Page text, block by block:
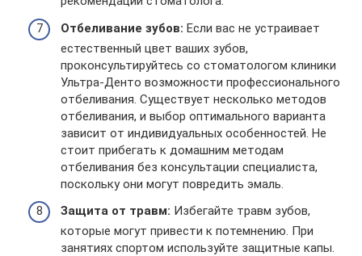
Отбеливание зубов: Если вас не устраивает
естественный цвет ваших зубов,
проконсультируйтесь со стоматологом клиники
Ультра-Денто возможности профессионального
отбеливания. Существует несколько методов
отбеливания, и выбор оптимального варианта
зависит от индивидуальных особенностей. Не
стоит прибегать к домашним методам
отбеливания без консультации специалиста,
поскольку они могут повредить эмаль.
Защита от травм: Избегайте травм зубов,
которые могут привести к потемнению. При
занятиях спортом используйте защитные капы.